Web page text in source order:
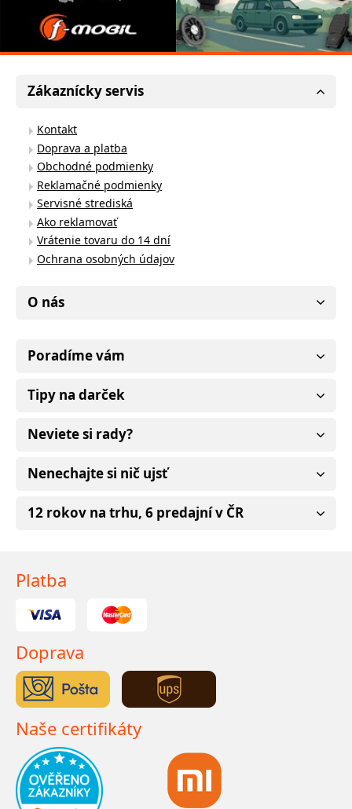
Zákaznícky servis
Kontakt
Doprava a platba
Obchodné podmienky
Reklamačné podmienky
Servisné strediská
Ako reklamovať
Vrátenie tovaru do 14 dní
Ochrana osobných údajov
O nás
Poradíme vám
Tipy na darček
Neviete si rady?
Nenechajte si nič ujsť
12 rokov na trhu, 6 predajní v ČR
Platba
Doprava
Naše certifikáty